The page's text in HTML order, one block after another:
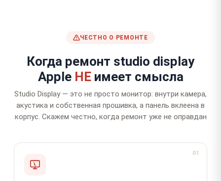
ЧЕСТНО О РЕМОНТЕ
Когда ремонт studio display
Apple НЕимеет смысла
Studio Display — это не просто монитор: внутри камера,
акустика и собственная прошивка, а панель вклеена в
корпус. Скажем честно, когда ремонт уже не оправдан
01